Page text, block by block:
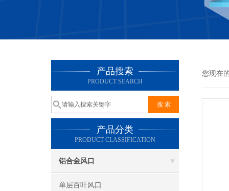
产品搜索
PRODUCT SEARCH
产品分类
PRODUCT CLASSIFICATION
铝合金风口
单层百叶风口
您现在